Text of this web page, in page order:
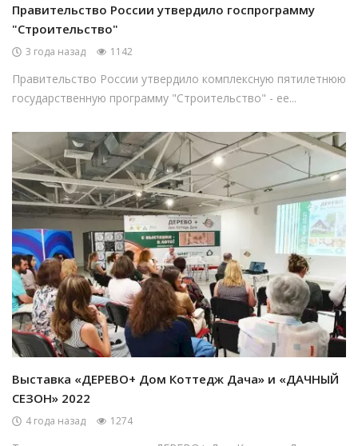
Правительство России утвердило госпрограмму
"Строительство"
3 года назад 1142
Правительство России утвердило комплексную пятилетнюю
государственную программу "Строительство" - ее...
Выставка «ДЕРЕВО+ Дом Коттедж Дача» и «ДАЧНЫЙ
СЕЗОН» 2022
4 года назад 1274